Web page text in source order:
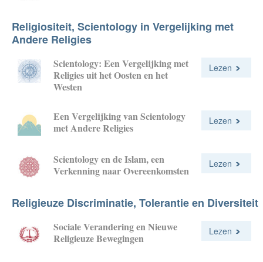
Religiositeit, Scientology in Vergelijking met
Andere Religies
Scientology: Een Vergelijking met
Religies uit het Oosten en het
Westen
Lezen
Een Vergelijking van Scientology
met Andere Religies
Lezen
Scientology en de Islam, een
Verkenning naar Overeenkomsten
Lezen
Religieuze Discriminatie, Tolerantie en Diversiteit
Sociale Verandering en Nieuwe
Religieuze Bewegingen
Lezen